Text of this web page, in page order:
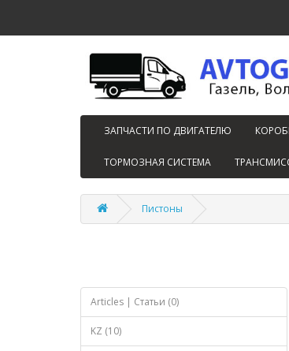
ЗАПЧАСТИ ПО ДВИГАТЕЛЮ
ТОРМОЗНАЯ СИСТЕМА
Пистоны
Articles | Статьи (0)
KZ (10)